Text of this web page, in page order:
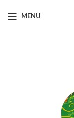
MENU